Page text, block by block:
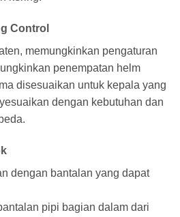
Control
memungkinkan pengaturan
penempatan helm
disesuaikan untuk kepala yang
dengan kebutuhan dan
dengan bantalan yang dapat
pipi bagian dalam dari